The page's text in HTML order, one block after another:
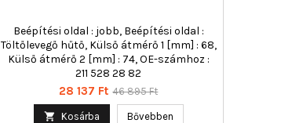
Beépítési oldal : jobb, Beépítési oldal :
Töltőlevegő hűtő, Külső átmérő 1 [mm] : 68,
Külső átmérő 2 [mm] : 74, OE-számhoz :
211 528 28 82
Ár
28 137 Ft Normál
46 895 Ft
 Kosárba Bővebben